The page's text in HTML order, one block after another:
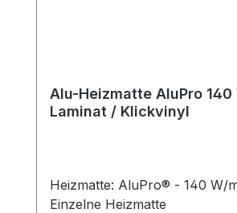
Alu-Heizmatte AluPro 140
Laminat / Klickvinyl
Heizmatte: AluPro® - 140
Einzelne Heizmatte